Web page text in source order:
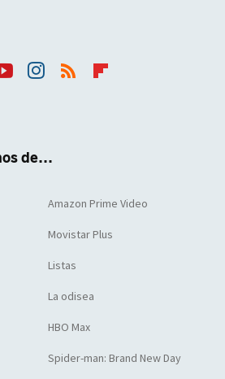
de...
Amazon Prime Video
Movistar Plus
Listas
La odisea
HBO Max
Spider-man: Brand New Day